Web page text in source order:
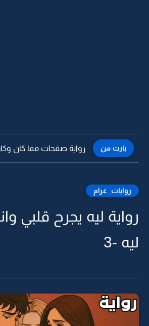
بارت من رواية صفحات مما كان
روايات_غرام
رواية ليه يجرح قلبي
ليه -3